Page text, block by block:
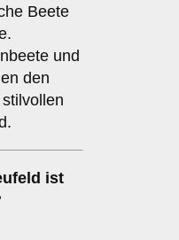
Beete
und
den
ist